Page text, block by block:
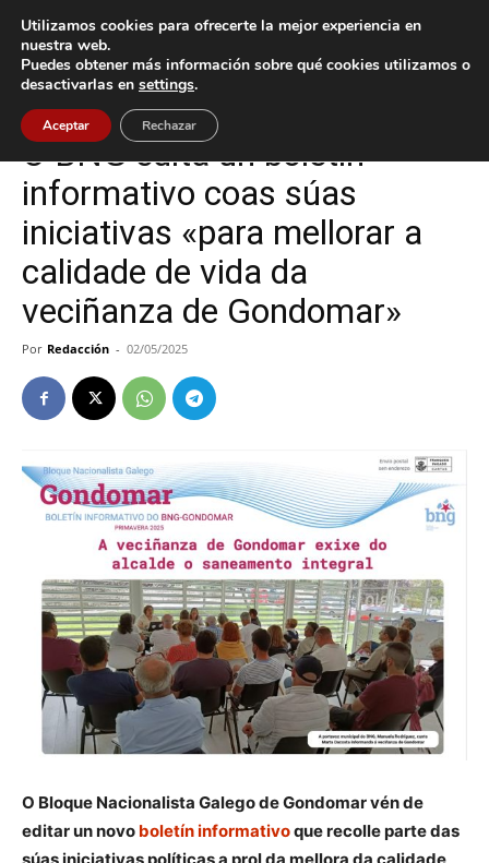
Inicio Gondomar
Gondomar Política
O BNG edita un boletín
informativo coas súas
iniciativas «para mellorar a
calidade de vida da
veciñanza de Gondomar»
Por Redacción - 02/05/2025
O Bloque Nacionalista Galego de Gondomar vén de
editar un novo boletín informativoque recolle parte das
Utilizamos cookies para ofrecerte la mejor experiencia en
nuestra web.
Puedes obtener más información sobre qué cookies utilizamos o
desactivarlas en settings.
Aceptar Rechazar